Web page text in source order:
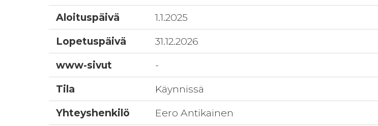
Aloituspäivä
1.1.2025
Lopetuspäivä
31.12.2026
www-sivut
-
Tila
Käynnissä
Yhteyshenkilö
Eero Antikainen